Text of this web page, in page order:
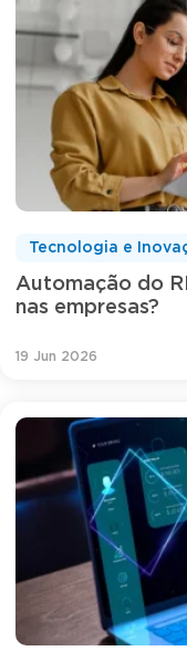
Automação do
nas empresas?
Tecnologia e
19 Jun 2026